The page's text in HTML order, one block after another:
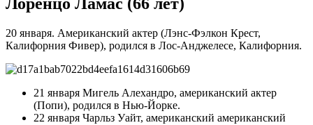
20 января. Американский актер (Лэнс-Фэлкон Крест,
Калифорния Фивер), родился в Лос-Анджелесе, Калифорния.
21 января Мигель Алехандро, американский актер
(Попи), родился в Нью-Йорке.
22 января Чарльз Уайт, американский американский